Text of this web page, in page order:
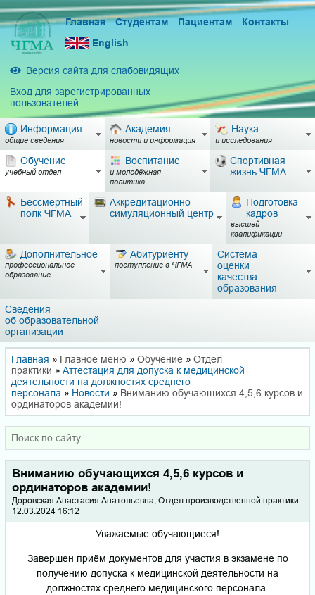
Главная Студентам Пациентам
Контакты
English
Версия сайта для слабовидящих
Вход для зарегистрированных
пользователей
Информация
общие сведения
Академия
новости и информация
Наука
и исследования
Обучение
учебный отдел
Воспитание
и молодёжная
политика
Спортивная
жизнь ЧГМА
Бессмертный
полк ЧГМА
Аккредитационно-
симуляционный центр
Подготовка
кадров
высшей
квалификации
Дополнительное
профессиональное
образование
Абитуриенту
поступление в ЧГМА
Система
оценки
качества
образования
Сведения
об образовательной
организации
Главная » Главное меню » Обучение » Отдел
практики » Аттестация для допуска к медицинской
деятельности на должностях среднего
персонала » Новости » Вниманию обучающихся 4,5,6 курсов и
ординаторов академии!
Вниманию обучающихся 4,5,6 курсов и
ординаторов академии!
Доровская Анастасия Анатольевна, Отдел производственной практики
12.03.2024 16:12
Уважаемые обучающиеся!
Завершен приём документов для участия в экзамене по
получению допуска к медицинской деятельности на
должностях среднего медицинского персонала.